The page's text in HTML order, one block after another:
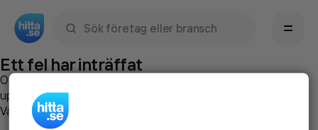
Ett fel har inträffat
Om du vill kan du
uppstod så att vi lättare och snabbare kan avhjälpa det.
Vänligen försök med följande: